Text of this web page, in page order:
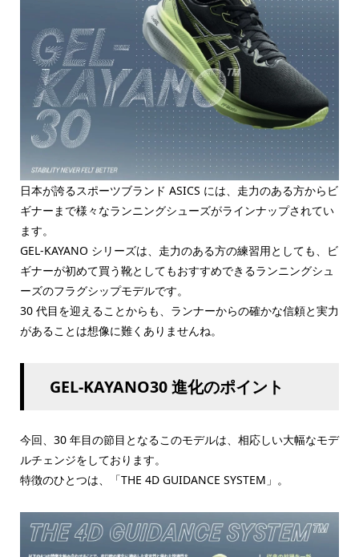
日本が誇るスポーツブランド ASICS には、走力のある方からビ
ギナーまで様々なランニングシューズがラインナップされてい
ます。
GEL-KAYANO シリーズは、走力のある方の練習用としても、ビ
ギナーが初めて買う靴としてもおすすめできるランニングシュ
ーズのフラグシップモデルです。
30 代目を迎えることからも、ランナーからの確かな信頼と実力
があることは想像に難くありませんね。
GEL-KAYANO30 進化のポイント
今回、30 年目の節目となるこのモデルは、相応しい大幅なモデ
ルチェンジをしております。
特徴のひとつは、「THE 4D GUIDANCE SYSTEM」。